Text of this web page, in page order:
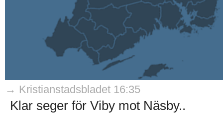
→ Kristianstadsbladet 16:35
Klar seger för Viby mot Näsby..